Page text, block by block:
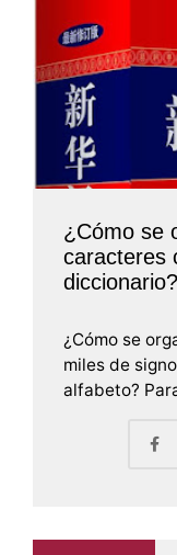
¿Cómo se
caracteres
diccionario?
¿Cómo se
miles de
alfabeto?